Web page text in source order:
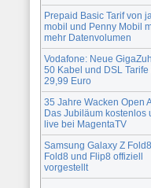
Prepaid Basic Tarif von
mobil und Penny Mobil
mehr Datenvolumen
Vodafone: Neue
50 Kabel und DSL Tarife
29,99 Euro
35 Jahre Wacken Open
Das Jubiläum kostenlos
live bei MagentaTV
Samsung Galaxy Z
Fold8 und Flip8 offiziell
vorgestellt